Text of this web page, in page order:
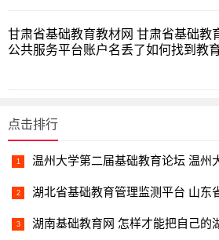
甘肃省基础教育教材网 甘肃省基础教
公共服务平台账户名丢了如何找到教
点击排行
温州大学第二届基础教育论坛 温州大学和广东商学院相比哪个更好（文科）。
湖北省基础教育管理监测平台 山东省基础教育信息化平台单证打印总显示网页已打开,
湖南基础教育网 怎样才能把自己的湖南基础教育信息网的信息由一学校